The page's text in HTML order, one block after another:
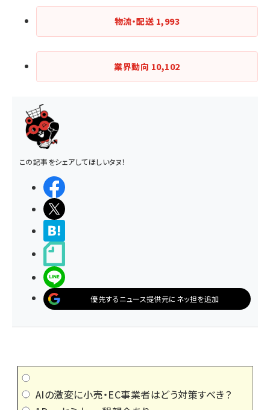
物流・配送 1,993
業界動向 10,102
この記事をシェアしてほしいタヌ！
優先するニュース提供元にネッ担を追加
AIの激変に小売・EC事業者はどう対策すべき？